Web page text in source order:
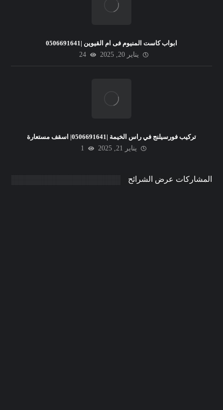
ابواب كاست المنيوم فى ام القيوين |0506691641
يناير 20, 2025
24
تركيب فورسيلنج في راس الخيمة |0506691641| اسقف مستعارة
يناير 21, 2025
1
المشاركات عرض الشرائح